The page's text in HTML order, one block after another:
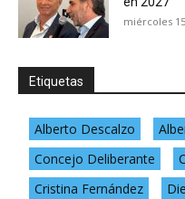
miércoles
Etiquetas
Alberto Descalzo
Concejo Deliberante
Cristina Fernández